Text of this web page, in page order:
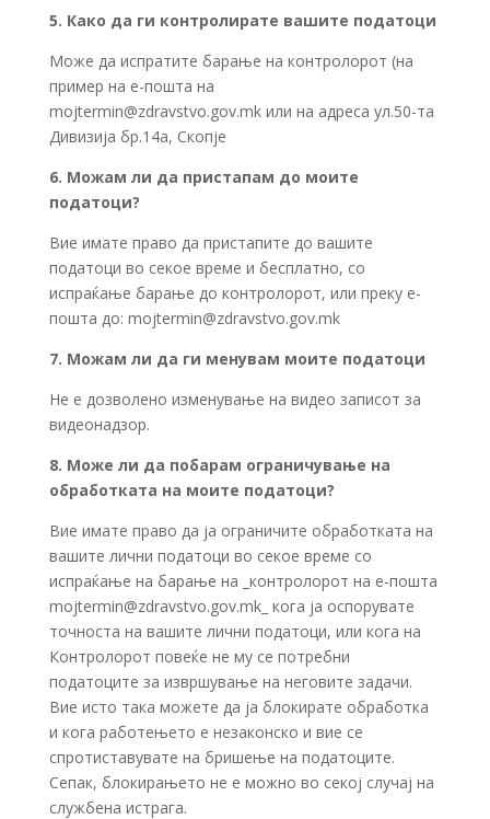
5. Како да ги контролирате вашите податоци
Може да испратите барање на контролорот (на
пример на е-пошта на
mojtermin@zdravstvo.gov.mkили на адреса ул.50-та
Дивизија бр.14а, Скопје
6. Можам ли да пристапам до моите
податоци?
Вие имате право да пристапите до вашите
податоци во секое време и бесплатно, со
испраќање барање до контролорот, или преку е-
пошта до: mojtermin@zdravstvo.gov.mk
7. Можам ли да ги менувам моите податоци
Не е дозволено изменување на видео записот за
видеонадзор.
8. Може ли да побарам ограничување на
обработката на моите податоци?
Вие имате право да ја ограничите обработката на
вашите лични податоци во секое време со
испраќање на барање на _контролорот на е-пошта
mojtermin@zdravstvo.gov.mk_ кога ја оспорувате
точноста на вашите лични податоци, или кога на
Контролорот повеќе не му се потребни
податоците за извршување на неговите задачи.
Вие исто така можете да ја блокирате обработка
и кога работењето е незаконско и вие се
спротиставувате на бришење на податоците.
Сепак, блокирањето не е можно во секој случај на
службена истрага.